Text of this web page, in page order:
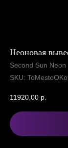
Неоновая
Second Sun Neon
SKU:
11920,00 р.